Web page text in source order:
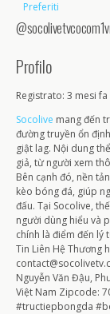
Preferiti
Profilo
Registrato: 3 mesi fa
Socolive mang đến
đường truyền ổn
giật lag. Nội dung
giả, từ người xem
Bên cạnh đó, nền
kèo bóng đá, giúp
đấu. Tại Socolive,
người dùng hiểu và
chính là điểm đến lý
Tin Liên Hệ Thương
Nguyễn Văn Đậu,
Việt Nam Zipcode:
#tructiepbongda